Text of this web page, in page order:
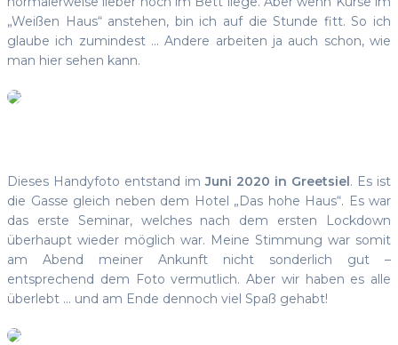
„Weißen Haus“ anstehen, bin ich auf die Stunde fitt. So ich
glaube ich zumindest … Andere arbeiten ja auch schon, wie
man hier sehen kann.
Dieses Handyfoto entstand imJuni 2020 in Greetsiel. Es ist
die Gasse gleich neben dem Hotel „Das hohe Haus“. Es war
das erste Seminar, welches nach dem ersten Lockdown
überhaupt wieder möglich war. Meine Stimmung war somit
am Abend meiner Ankunft nicht sonderlich gut –
entsprechend dem Foto vermutlich. Aber wir haben es alle
überlebt … und am Ende dennoch viel Spaß gehabt!